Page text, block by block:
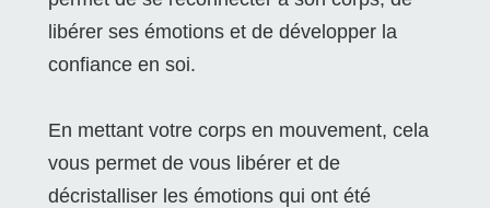
libérer ses émotions et de développer la
confiance en soi.
En mettant votre corps en mouvement, cela
vous permet de vous libérer et de
décristalliser les émotions qui ont été